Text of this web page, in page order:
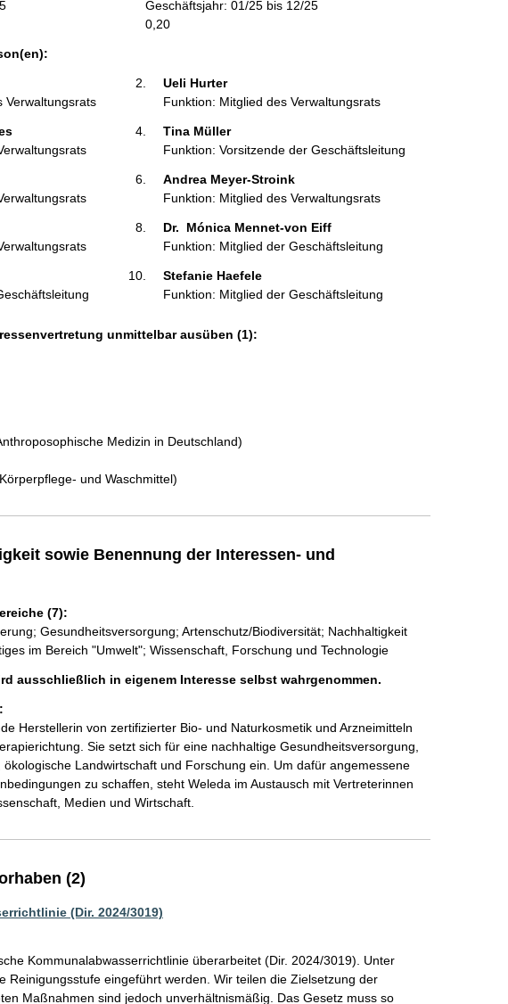
m
e
Geschäftsjahr: 01/25 bis 12/25
0,20
Verwaltungsrats
Ueli Hurter
Funktion: Mitglied des Verwaltungsrats
Tina Müller
Funktion: Vorsitzende der Geschäftsleitung
Andrea Meyer-Stroink
Funktion: Mitglied des Verwaltungsrats
Dr.  Mónica Mennet-von Eiff
Funktion: Mitglied der Geschäftsleitung
Stefanie Haefele
Funktion: Mitglied der Geschäftsleitung
unmittelbar ausüben (1):
Medizin in Deutschland)
und Waschmittel)
sowie Benennung der Interessen- und
(7):
Gesundheitsversorgung; Artenschutz/Biodiversität; Nachhaltigkeit
im Bereich "Umwelt"; Wissenschaft, Forschung und Technologie
ausschließlich in eigenem Interesse selbst wahrgenommen.
Herstellerin von zertifizierter Bio- und Naturkosmetik und Arzneimitteln
Sie setzt sich für eine nachhaltige Gesundheitsversorgung,
Landwirtschaft und Forschung ein. Um dafür angemessene
zu schaffen, steht Weleda im Austausch mit Vertreterinnen
(2)
(Dir. 2024/3019)
Kommunalabwasserrichtlinie überarbeitet (Dir. 2024/3019). Unter
Reinigungsstufe eingeführt werden. Wir teilen die Zielsetzung der
Maßnahmen sind jedoch unverhältnismäßig. Das Gesetz muss so